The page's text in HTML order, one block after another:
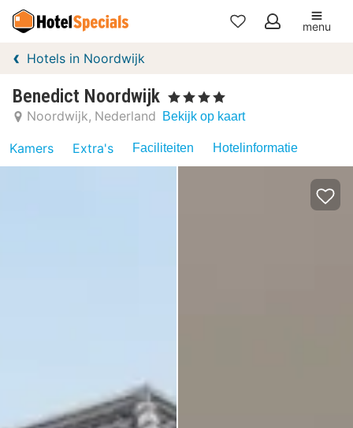
Mijn
menu
Hotels in Noordwijk
Benedict Noordwijk , 4 Sterren
Noordwijk Nederland Bekijk op kaart
Kamers Extra's Faciliteiten Hotelinformatie